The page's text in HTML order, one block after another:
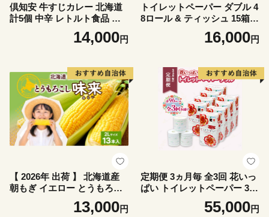
倶知安 牛すじカレー 北海道
計5個 中辛 レトルト食品 加
工品 牛すじ 牛肉 野菜 じゃが
いも お取り寄せ グルメ スパ
14,000円
トイレットペーパー ダブル 4
8ロール & ティッシュ 15箱
セット 北海道 倶知安町 備蓄
16,000円
【 2026年 出荷 】 北海道産
朝もぎ イエロー とうもろこ
し 味来 みらい 2Lサイズ 13
本 約5kg 大きめ 夏野菜 とう
13,000円
定期便 3ヵ月毎 全3回 花いっ
ぱい トイレットペーパー 30
ｍ 96ロール ダブル 全18種 花
柄 プリント ハーブ 香り付き
55,000円